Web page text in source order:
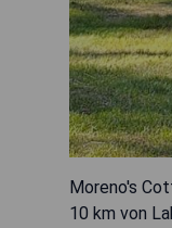
Moreno's
10 km von